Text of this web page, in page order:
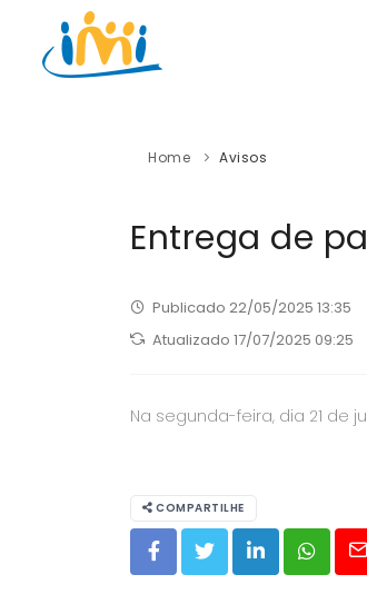
Home Avisos
Entrega de
Publicado 22/05/2025 13:35
Atualizado 17/07/2025 09:25
Na segunda-feira, dia 21 de
COMPARTILHE